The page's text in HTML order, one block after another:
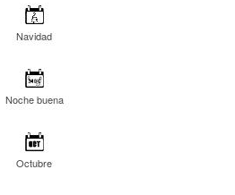
Navidad
Noche buena
Octubre